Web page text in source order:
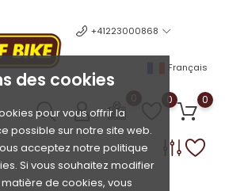
des cookies
pour vous offrir la
possible sur notre site web.
acceptez notre politique
Si vous souhaitez modifier
de cookies, vous
+41223000868
Français
0 0